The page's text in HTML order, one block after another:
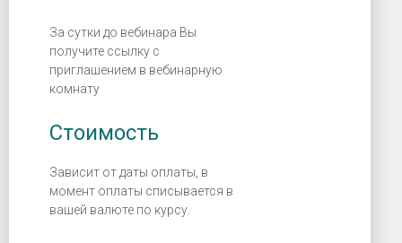
Зависит от даты оплаты, в
момент оплаты списывается в
вашей валюте по курсу.
Стоимость
За сутки до вебинара Вы
получите ссылку с
приглашением в вебинарную
комнату